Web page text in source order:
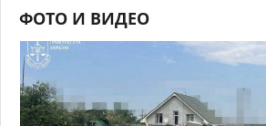
ФОТО И ВИДЕО